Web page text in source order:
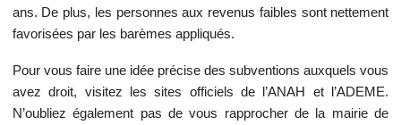
ans. De plus, les personnes aux revenus faibles sont nettement
favorisées par les barèmes appliqués.
Pour vous faire une idée précise des subventions auxquels vous
avez droit, visitez les sites officiels de l’ANAH et l’ADEME.
N’oubliez également pas de vous rapprocher de la mairie de